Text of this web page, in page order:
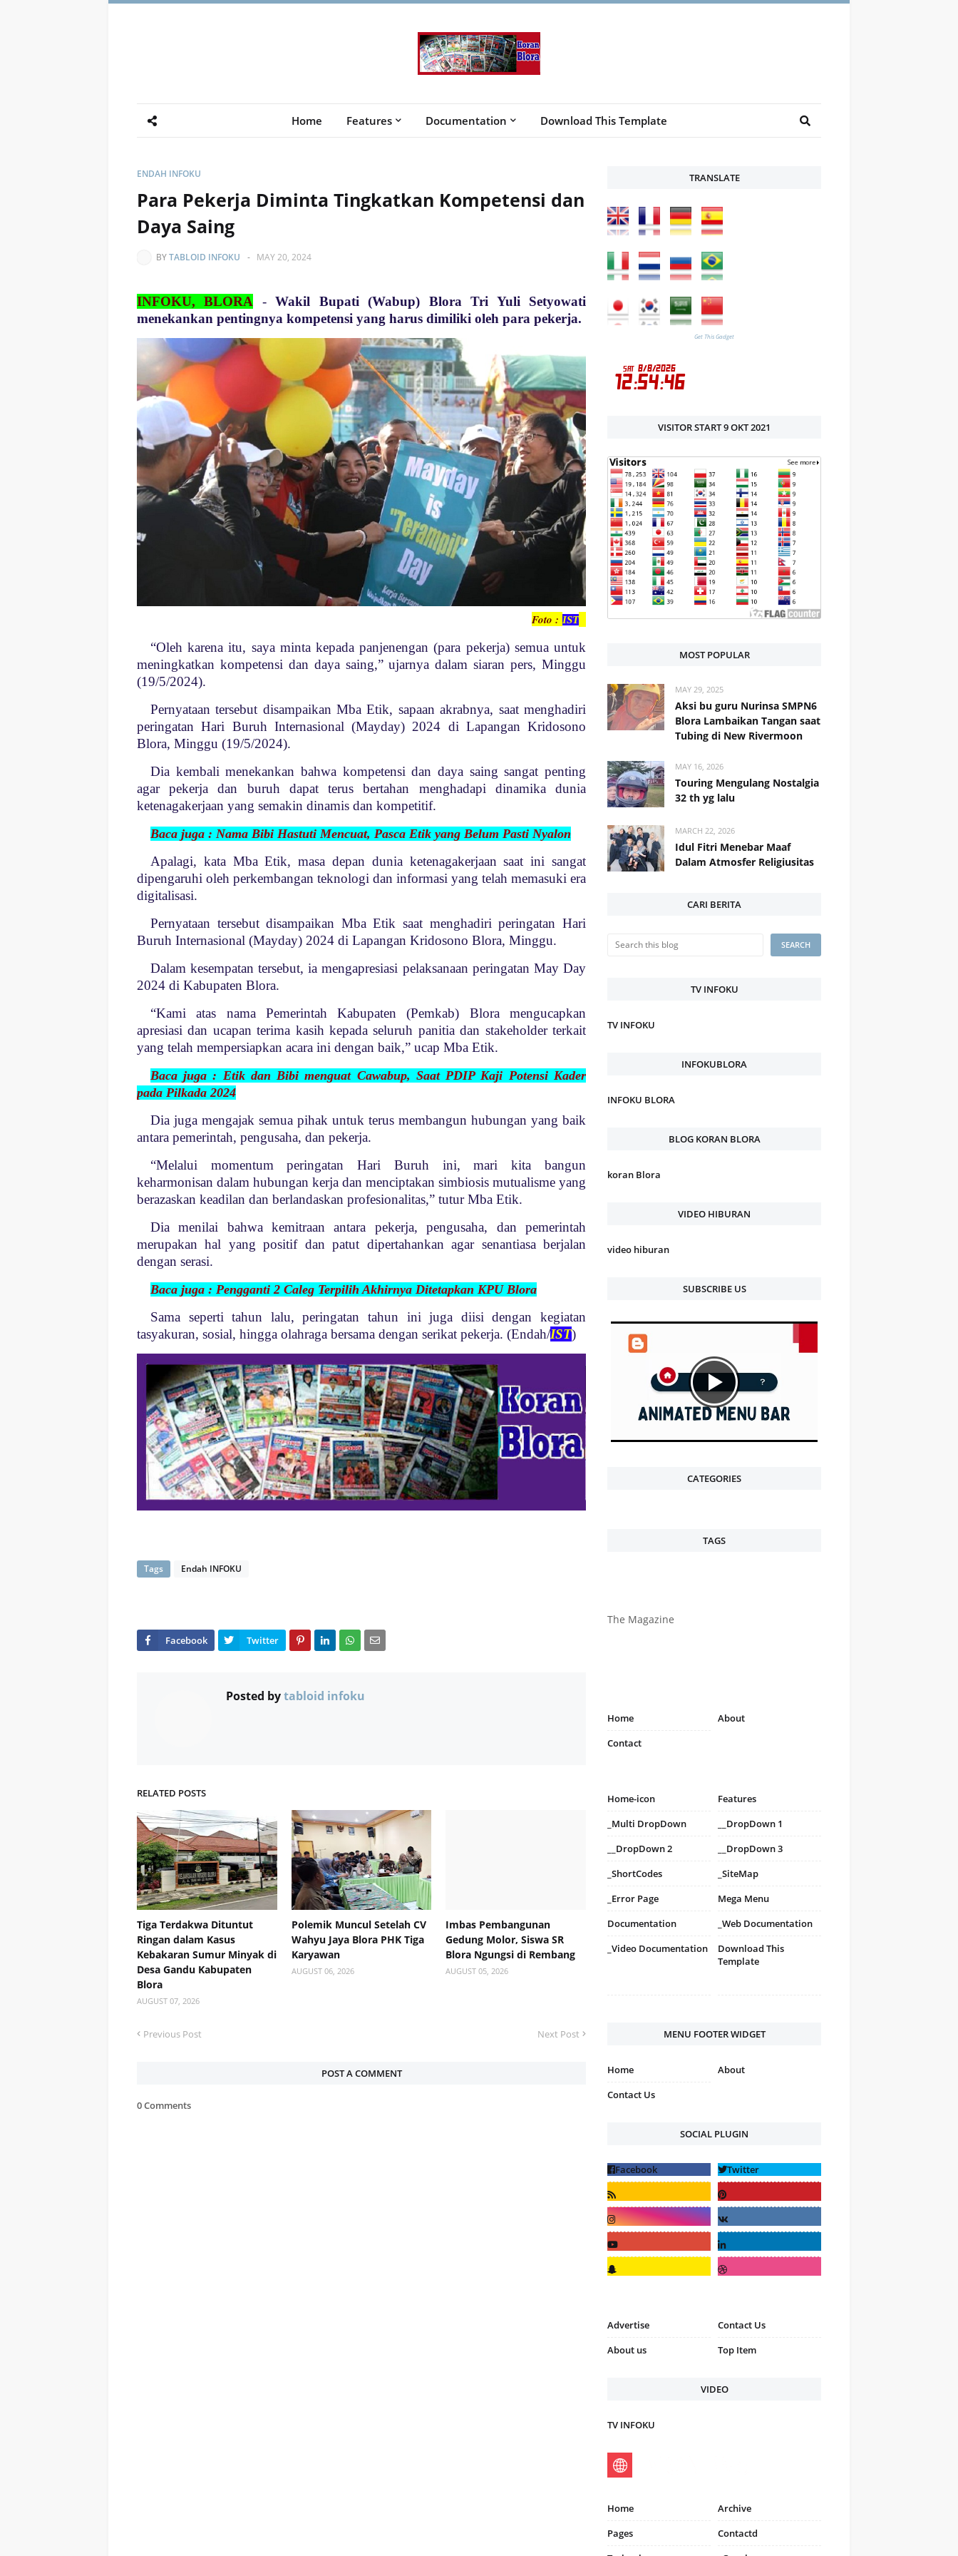
Home Features Documentation Download This Template
ENDAH INFOKU
Para Pekerja Diminta Tingkatkan Kompetensi dan
Daya Saing
BYTABLOID INFOKU - MAY 20, 2024
INFOKU, BLORA -Wakil Bupati (Wabup) Blora Tri Yuli Setyowati
menekankan pentingnya kompetensi yang harus dimiliki oleh para pekerja.
Foto : IST
“Oleh karena itu, saya minta kepada panjenengan (para pekerja) semua untuk
meningkatkan kompetensi dan daya saing,” ujarnya dalam siaran pers, Minggu
(19/5/2024).
Pernyataan tersebut disampaikan Mba Etik, sapaan akrabnya, saat menghadiri
peringatan Hari Buruh Internasional (Mayday) 2024 di Lapangan Kridosono
Blora, Minggu (19/5/2024).
Dia kembali menekankan bahwa kompetensi dan daya saing sangat penting
agar pekerja dan buruh dapat terus bertahan menghadapi dinamika dunia
ketenagakerjaan yang semakin dinamis dan kompetitif.
Baca juga : Nama Bibi Hastuti Mencuat, Pasca Etik yang Belum Pasti Nyalon
Apalagi, kata Mba Etik, masa depan dunia ketenagakerjaan saat ini sangat
dipengaruhi oleh perkembangan teknologi dan informasi yang telah memasuki era
digitalisasi.
Pernyataan tersebut disampaikan Mba Etik saat menghadiri peringatan Hari
Buruh Internasional (Mayday) 2024 di Lapangan Kridosono Blora, Minggu.
Dalam kesempatan tersebut, ia mengapresiasi pelaksanaan peringatan May Day
2024 di Kabupaten Blora.
“Kami atas nama Pemerintah Kabupaten (Pemkab) Blora mengucapkan
apresiasi dan ucapan terima kasih kepada seluruh panitia dan stakeholder terkait
yang telah mempersiapkan acara ini dengan baik,” ucap Mba Etik.
Baca juga : Etik dan Bibi menguat Cawabup, Saat PDIP Kaji Potensi Kader
pada Pilkada 2024
Dia juga mengajak semua pihak untuk terus membangun hubungan yang baik
antara pemerintah, pengusaha, dan pekerja.
“Melalui momentum peringatan Hari Buruh ini, mari kita bangun
keharmonisan dalam hubungan kerja dan menciptakan simbiosis mutualisme yang
berazaskan keadilan dan berlandaskan profesionalitas,” tutur Mba Etik.
Dia menilai bahwa kemitraan antara pekerja, pengusaha, dan pemerintah
merupakan hal yang positif dan patut dipertahankan agar senantiasa berjalan
dengan serasi.
Baca juga : Pengganti 2 Caleg Terpilih Akhirnya Ditetapkan KPU Blora
Sama seperti tahun lalu, peringatan tahun ini juga diisi dengan kegiatan
tasyakuran, sosial, hingga olahraga bersama dengan serikat pekerja. (Endah/IST)
Tags Endah INFOKU
Posted bytabloid infoku
RELATED POSTS
Tiga Terdakwa Dituntut
Ringan dalam Kasus
Kebakaran Sumur Minyak di
Desa Gandu Kabupaten
Blora
AUGUST 07, 2026
Polemik Muncul Setelah CV
Wahyu Jaya Blora PHK Tiga
Karyawan
AUGUST 06, 2026
Imbas Pembangunan
Gedung Molor, Siswa SR
Blora Ngungsi di Rembang
AUGUST 05, 2026
Previous Post Next Post
POST A COMMENT
0 Comments
TRANSLATE
Get This Gadget
VISITOR START 9 OKT 2021
MOST POPULAR
MAY 29, 2025
Aksi bu guru Nurinsa SMPN6
Blora Lambaikan Tangan saat
Tubing di New Rivermoon
MAY 16, 2026
Touring Mengulang Nostalgia
32 th yg lalu
MARCH 22, 2026
Idul Fitri Menebar Maaf
Dalam Atmosfer Religiusitas
CARI BERITA
TV INFOKU
TV INFOKU
INFOKUBLORA
INFOKU BLORA
BLOG KORAN BLORA
koran Blora
VIDEO HIBURAN
video hiburan
SUBSCRIBE US
CATEGORIES
TAGS
The Magazine
Home
About
Contact
Home-icon
Features
_Multi DropDown
__DropDown 1
__DropDown 2
__DropDown 3
_ShortCodes
_SiteMap
_Error Page
Mega Menu
Documentation
_Web Documentation
_Video Documentation
Download This
Template
MENU FOOTER WIDGET
Home
About
Contact Us
SOCIAL PLUGIN
Advertise
Contact Us
About us
Top Item
VIDEO
TV INFOKU
Home
Archive
Pages
Contactd